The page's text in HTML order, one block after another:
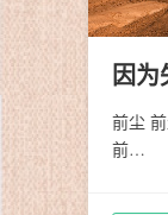
因为
前尘
前…